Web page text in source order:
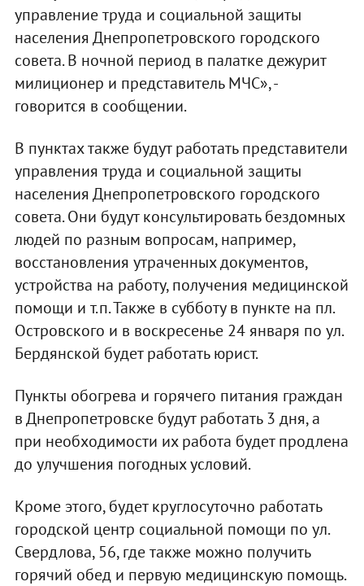
управление труда и социальной защиты
населения Днепропетровского городского
совета. В ночной период в палатке дежурит
милиционер и представитель МЧС», -
говорится в сообщении.
В пунктах также будут работать представители
управления труда и социальной защиты
населения Днепропетровского городского
совета. Они будут консультировать бездомных
людей по разным вопросам, например,
восстановления утраченных документов,
устройства на работу, получения медицинской
помощи и т.п. Также в субботу в пункте на пл.
Островского и в воскресенье 24 января по ул.
Бердянской будет работать юрист.
Пункты обогрева и горячего питания граждан
в Днепропетровске будут работать 3 дня, а
при необходимости их работа будет продлена
до улучшения погодных условий.
Кроме этого, будет круглосуточно работать
городской центр социальной помощи по ул.
Свердлова, 56, где также можно получить
горячий обед и первую медицинскую помощь.